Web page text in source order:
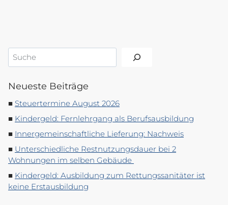
Suchen
Neueste Beiträge
Steuertermine August 2026
Kindergeld: Fernlehrgang als Berufsausbildung
Innergemeinschaftliche Lieferung: Nachweis
Unterschiedliche Restnutzungsdauer bei 2
Wohnungen im selben Gebäude
Kindergeld: Ausbildung zum Rettungssanitäter ist
keine Erstausbildung